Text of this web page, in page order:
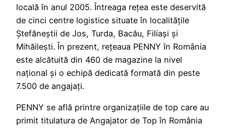
locală în anul 2005. Întreaga rețea este deservită
de cinci centre logistice situate în localitățile
Ștefăneștii de Jos, Turda, Bacău, Filiași și
Mihăilești. În prezent, rețeaua PENNY în România
este alcătuită din 460 de magazine la nivel
național și o echipă dedicată formată din peste
7.500 de angajați.
PENNY se află printre organizațiile de top care au
primit titulatura de Angajator de Top în România